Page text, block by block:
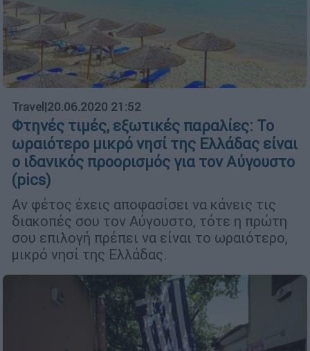
Travel |20.06.2020 21:52
Φτηνές τιμές, εξωτικές παραλίες: Το
ωραιότερο μικρό νησί της Ελλάδας είναι
ο ιδανικός προορισμός για τον Αύγουστο
(pics)
Αν φέτος έχεις αποφασίσει να κάνεις τις
διακοπές σου τον Αύγουστο, τότε η πρώτη
σου επιλογή πρέπει να είναι το ωραιότερο,
μικρό νησί της Ελλάδας.